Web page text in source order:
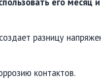
разницу
контактов.